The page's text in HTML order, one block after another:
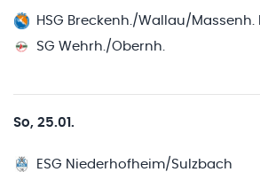
HSG Breckenh./Wallau/Massenh. II
SG Wehrh./Obernh.
So, 25.01.
ESG Niederhofheim/Sulzbach